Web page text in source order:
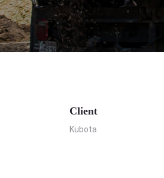
Client
Kubota